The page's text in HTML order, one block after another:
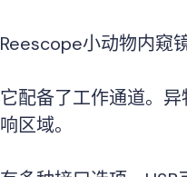
Reescope小动物内窥
它配备了工作通道。
响区域。